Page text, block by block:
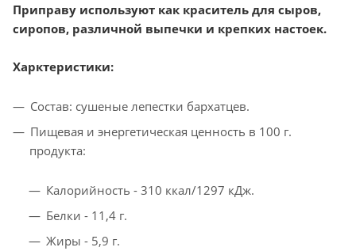
Приправу используют как краситель для сыров,
сиропов, различной выпечки и крепких настоек.
Харктеристики:
Состав: сушеные лепестки бархатцев.
Пищевая и энергетическая ценность в 100 г.
продукта:
Калорийность - 310 ккал/1297 кДж.
Белки - 11,4 г.
Жиры - 5,9 г.